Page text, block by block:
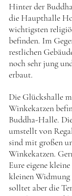
Hinter der
die Haupthalle
wichtigsten
befinden. Im
restlichen
noch sehr jung
erbaut.
Die Glückshalle
Winkekatzen
Buddha-Halle.
umstellt von
sind mit großen
Winkekatzen.
Eure eigene
kleinen
solltet aber die